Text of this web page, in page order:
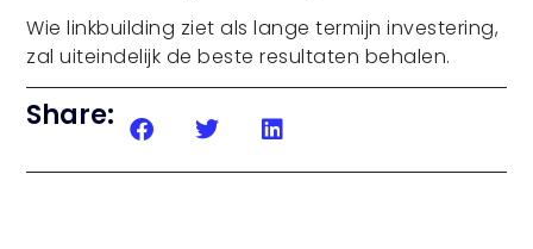
Share:
Wie linkbuilding ziet als lange termijn investering,
zal uiteindelijk de beste resultaten behalen.